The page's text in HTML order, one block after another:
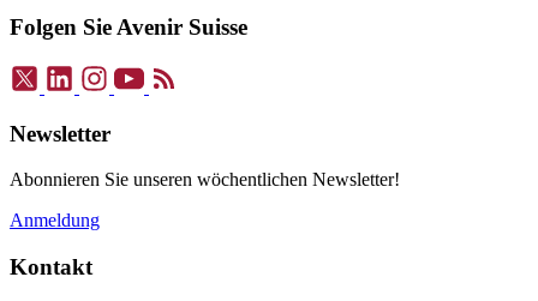
Folgen Sie Avenir Suisse
Newsletter
Abonnieren Sie unseren wöchentlichen Newsletter!
Anmeldung
Kontakt